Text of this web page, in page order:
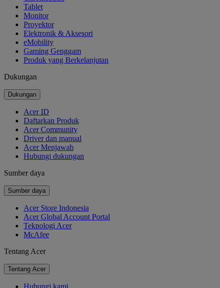
Tablet
Monitor
Proyektor
Elektronik & Aksesori
eMobility
Gaming Genggam
Produk yang Berkelanjutan
Dukungan
Dukungan
Acer ID
Daftarkan Produk
Acer Community
Driver dan manual
Acer Menjawab
Hubungi dukungan
Sumber daya
Sumber daya
Acer Store Indonesia
Acer Global Account Portal
Teknologi Acer
McAfee
Tentang Acer
Tentang Acer